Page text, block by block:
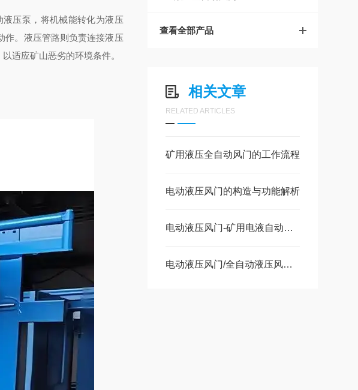
查看全部产品
相关文章
RELATED ARTICLES
矿用液压全自动风门的工作流程
电动液压风门的构造与功能解析
电动液压风门-矿用电液自动无压风门选材指南
电动液压风门/全自动液压风门控制原理
压泵，将机械能转化为液压
作。液压管路则负责连接液压
适应矿山恶劣的环境条件。